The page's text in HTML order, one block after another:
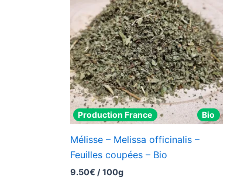
Production France Bio
Mélisse – Melissa officinalis –
Feuilles coupées – Bio
9.50€ / 100g